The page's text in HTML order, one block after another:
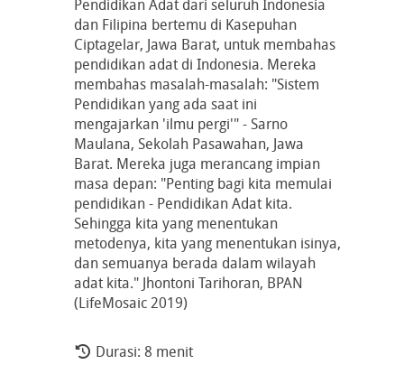
Pendidikan Adat dari seluruh Indonesia
dan Filipina bertemu di Kasepuhan
Ciptagelar, Jawa Barat, untuk membahas
pendidikan adat di Indonesia. Mereka
membahas masalah-masalah: "Sistem
Pendidikan yang ada saat ini
mengajarkan 'ilmu pergi'" - Sarno
Maulana, Sekolah Pasawahan, Jawa
Barat. Mereka juga merancang impian
masa depan: "Penting bagi kita memulai
pendidikan - Pendidikan Adat kita.
Sehingga kita yang menentukan
metodenya, kita yang menentukan isinya,
dan semuanya berada dalam wilayah
adat kita." Jhontoni Tarihoran, BPAN
(LifeMosaic 2019)
Durasi: 8 menit